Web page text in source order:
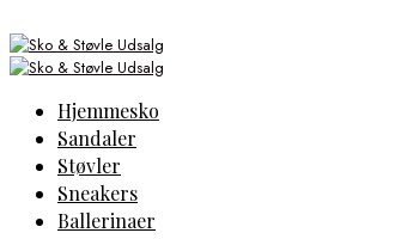
Hjemmesko
Sandaler
Støvler
Sneakers
Ballerinaer